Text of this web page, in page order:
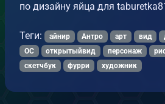
по дизайну яйца для
Теги: айнир Антро арт вид
ОС
открытыйвид персонаж
скетчбук
фурри художник